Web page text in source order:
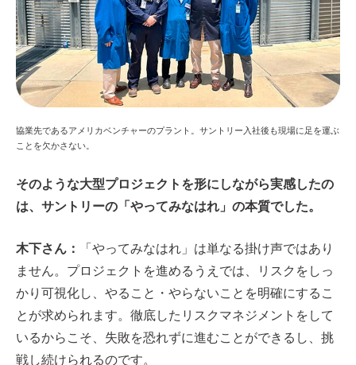
協業先であるアメリカベンチャーのプラント。サントリー入社後も現場に足を運ぶ
ことを欠かさない。
そのような大型プロジェクトを形にしながら実感したの
は、サントリーの「やってみなはれ」の本質でした。
木下さん：
「やってみなはれ」は単なる掛け声ではあり
ません。プロジェクトを進めるうえでは、リスクをしっ
かり可視化し、やること・やらないことを明確にするこ
とが求められます。徹底したリスクマネジメントをして
いるからこそ、失敗を恐れずに進むことができるし、挑
戦し続けられるのです。